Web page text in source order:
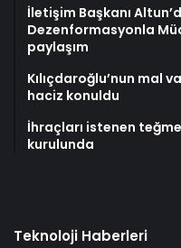
İletişim Başkanı
Dezenformasyonla
paylaşım
Kılıçdaroğlu’nun mal
haciz konuldu
İhraçları istenen
kurulunda
Teknoloji Haberleri